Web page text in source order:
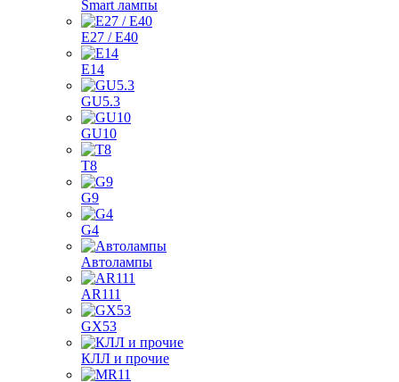
Smart лампы
E27 / E40
E14
GU5.3
GU10
T8
G9
G4
Автолампы
AR111
GX53
КЛЛ и прочие